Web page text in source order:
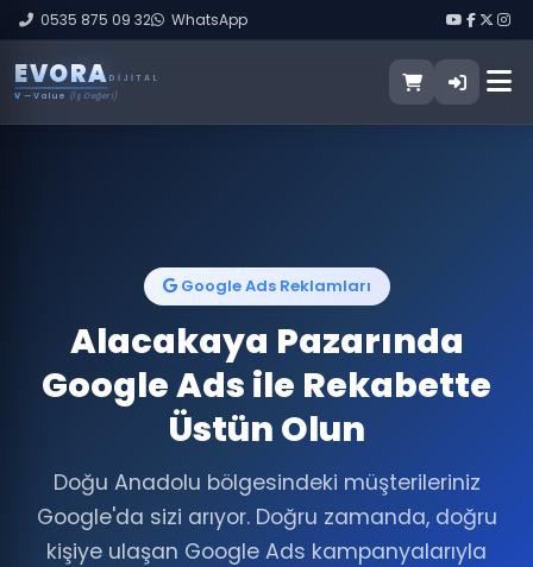
0535 875 09 32 WhatsApp
EVORA DIJITAL
V — Value (İş Değeri)
Google Ads Reklamları
Alacakaya Pazarında
Google Ads ile Rekabette
Üstün Olun
Doğu Anadolu bölgesindeki müşterileriniz
Google'da sizi arıyor. Doğru zamanda, doğru
kişiye ulaşan Google Ads kampanyalarıyla